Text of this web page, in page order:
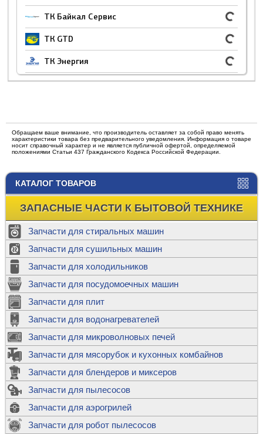
КАТАЛОГ ТОВАРОВ
ЗАПАСНЫЕ ЧАСТИ К БЫТОВОЙ ТЕХНИКЕ
Запчасти для стиральных машин
Запчасти для сушильных машин
Запчасти для холодильников
Запчасти для посудомоечных машин
Запчасти для плит
Запчасти для водонагревателей
Запчасти для микроволновых печей
Запчасти для мясорубок и кухонных комбайнов
Запчасти для блендеров и миксеров
Запчасти для пылесосов
Запчасти для аэрогрилей
Запчасти для робот пылесосов
ТК Байкал Сервис
ТК GTD
ТК Энергия
Обращаем ваше внимание, что производитель оставляет за собой право менять
характеристики товара без предварительного уведомления. Информация о товаре
носит справочный характер и не является публичной офертой, определяемой
положениями Статьи 437 Гражданского Кодекса Российской Федерации.